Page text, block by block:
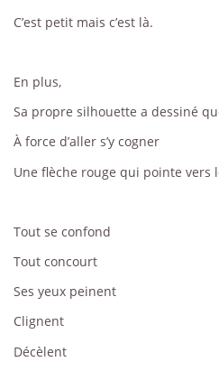
C’est petit mais c’est là.
En plus,
Sa propre silhouette a dessiné
À force d’aller s’y cogner
Une flèche rouge qui pointe vers
Tout se confond
Tout concourt
Ses yeux peinent
Clignent
Décèlent